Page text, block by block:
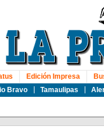
Bravo Tamaulipas
Edición Impresa